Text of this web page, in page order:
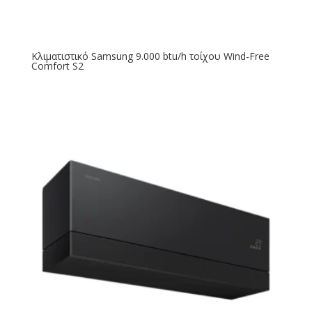
Κλιματιστικό Samsung 9.000 btu/h τοίχου Wind-Free
Comfort S2